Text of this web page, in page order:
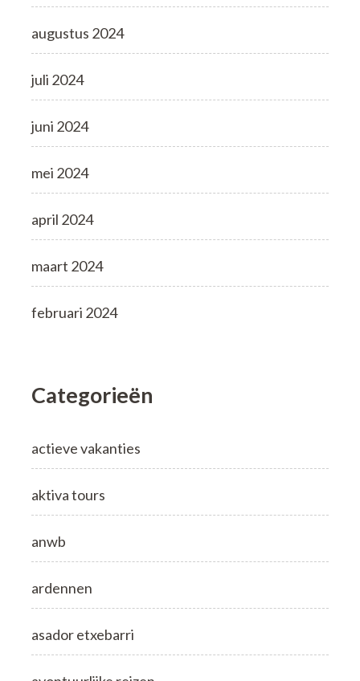
augustus 2024
juli 2024
juni 2024
mei 2024
april 2024
maart 2024
februari 2024
Categorieën
actieve vakanties
aktiva tours
anwb
ardennen
asador etxebarri